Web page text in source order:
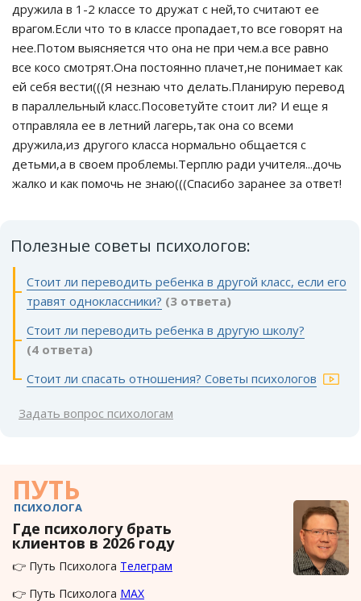
дружила в 1-2 классе то дружат с ней,то считают ее
врагом.Если что то в классе пропадает,то все говорят на
нее.Потом выясняется что она не при чем.а все равно
все косо смотрят.Она постоянно плачет,не понимает как
ей себя вести(((Я незнаю что делать.Планирую перевод
в параллельный класс.Посоветуйте стоит ли? И еще я
отправляла ее в летний лагерь,так она со всеми
дружила,из другого класса нормально общается с
детьми,а в своем проблемы.Терплю ради учителя...дочь
жалко и как помочь не знаю(((Спасибо заранее за ответ!
Полезные советы психологов:
Стоит ли переводить ребенка в другой класс, если его
травят одноклассники? (3 ответа)
Стоит ли переводить ребенка в другую школу?
(4 ответа)
Стоит ли спасать отношения? Советы психологов
Задать вопрос психологам
ПУТЬ
ПСИХОЛОГА
Где психологу брать
клиентов в 2026 году
👉 Путь Психолога Телеграм
👉 Путь Психолога MAX